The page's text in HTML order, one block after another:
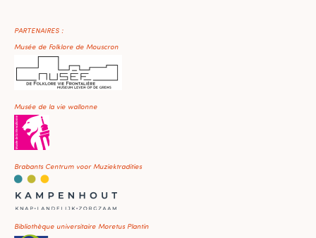
PARTENAIRES :
Musée de Folklore de Mouscron
Musée de la vie wallonne
Brabants Centrum voor Muziektradities
Bibliothèque universitaire Moretus Plantin